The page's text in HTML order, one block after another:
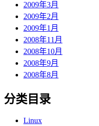
2009年3月
2009年2月
2009年1月
2008年11月
2008年10月
2008年9月
2008年8月
分类目录
Linux